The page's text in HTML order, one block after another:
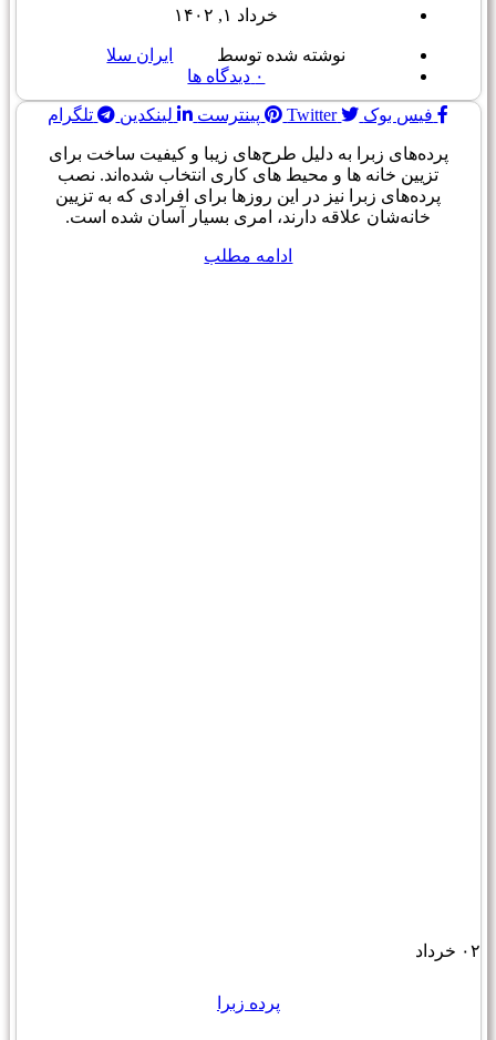
خرداد ۱, ۱۴۰۲
نوشته شده توسط
ایران سلا
۰ دیدگاه ها
فیس بوک Twitter پینترست لینکدین تلگرام
پرده‌های زبرا به دلیل طرح‌های زیبا و کیفیت ساخت برای
تزیین خانه ها و محیط های کاری انتخاب شده‌اند. نصب
پرده‌های زبرا نیز در این روزها برای افرادی که به تزیین
خانه‌شان علاقه دارند، امری بسیار آسان شده است.
ادامه مطلب
۰۲ خرداد
پرده زبرا